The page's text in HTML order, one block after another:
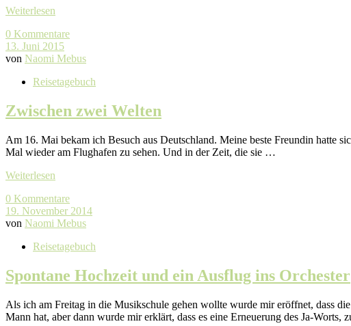
Weiterlesen
0 Kommentare
13. Juni 2015
von Naomi Mebus
Reisetagebuch
Zwischen zwei Welten
Am 16. Mai bekam ich Besuch aus Deutschland. Meine beste Freundin hatte
Mal wieder am Flughafen zu sehen. Und in der Zeit, die sie …
Weiterlesen
0 Kommentare
19. November 2014
von Naomi Mebus
Reisetagebuch
Spontane Hochzeit und ein Ausflug ins Orchester
Als ich am Freitag in die Musikschule gehen wollte wurde mir eröffnet, dass
Mann hat, aber dann wurde mir erklärt, dass es eine Erneuerung des Ja-Worts,